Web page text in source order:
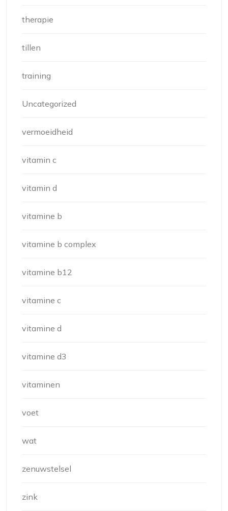
therapie
tillen
training
Uncategorized
vermoeidheid
vitamin c
vitamin d
vitamine b
vitamine b complex
vitamine b12
vitamine c
vitamine d
vitamine d3
vitaminen
voet
wat
zenuwstelsel
zink